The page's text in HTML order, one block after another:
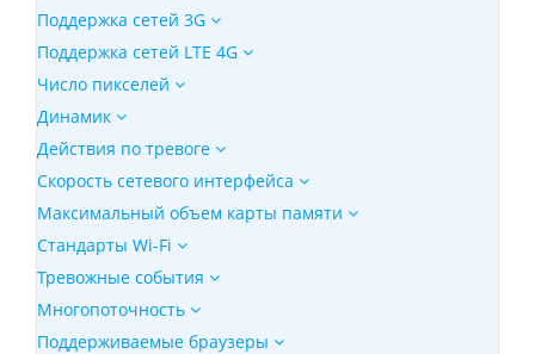
Поддержка сетей 3G
Поддержка сетей LTE 4G
Число пикселей
Динамик
Действия по тревоге
Скорость сетевого интерфейса
Максимальный объем карты памяти
Стандарты Wi-Fi
Тревожные события
Многопоточность
Поддерживаемые браузеры